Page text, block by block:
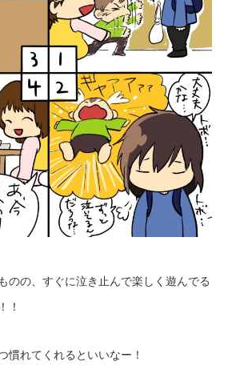
のの、すぐに泣き止んで楽しく遊んでる
！
慣れてくれるといいなー！